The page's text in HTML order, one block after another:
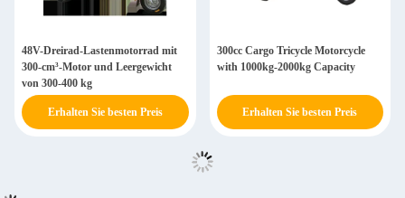
48V-Dreirad-Lastenmotorrad mit
300-cm³-Motor und Leergewicht
von 300-400 kg
Erhalten Sie besten Preis
300cc Cargo Tricycle Motorcycle
with 1000kg-2000kg Capacity
Erhalten Sie besten Preis